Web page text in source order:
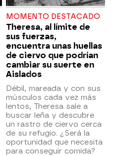
MOMENTO DESTACADO
Theresa, al límite de
sus fuerzas,
encuentra unas huellas
de ciervo que podrían
cambiar su suerte en
Aislados
Débil, mareada y con sus
músculos cada vez más
lentos, Theresa sale a
buscar leña y descubre
un rastro de ciervo cerca
de su refugio. ¿Será la
oportunidad que necesita
para conseguir comida?